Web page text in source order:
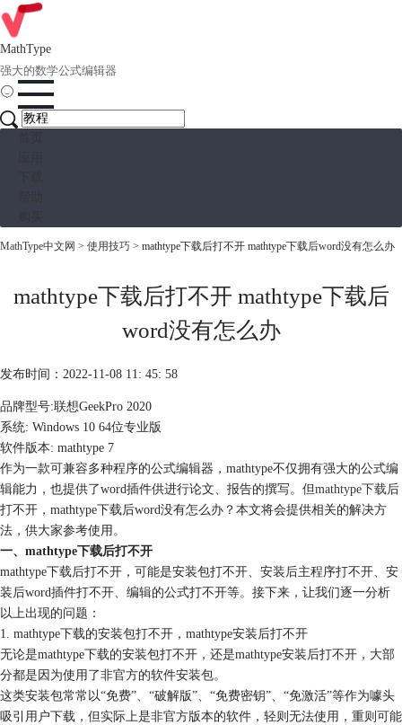
MathType
强大的数学公式编辑器
MathType中文网 > 使用技巧 > mathtype下载后打不开 mathtype下载后word没有怎么办
mathtype下载后打不开 mathtype下载后
word没有怎么办
发布时间：2022-11-08 11: 45: 58
品牌型号:联想GeekPro 2020
系统: Windows 10 64位专业版
软件版本: mathtype 7
作为一款可兼容多种程序的公式编辑器，mathtype不仅拥有强大的公式编
辑能力，也提供了word插件供进行论文、报告的撰写。但mathtype下载后
打不开，mathtype下载后word没有怎么办？本文将会提供相关的解决方
法，供大家参考使用。
一、mathtype下载后打不开
mathtype下载后打不开，可能是安装包打不开、安装后主程序打不开、安
装后word插件打不开、编辑的公式打不开等。接下来，让我们逐一分析
以上出现的问题：
1. mathtype下载的安装包打不开，mathtype安装后打不开
无论是mathtype下载的安装包打不开，还是mathtype安装后打不开，大部
分都是因为使用了非官方的软件安装包。
这类安装包常常以“免费”、“破解版”、“免费密钥”、“免激活”等作为噱头
吸引用户下载，但实际上是非官方版本的软件，轻则无法使用，重则可能